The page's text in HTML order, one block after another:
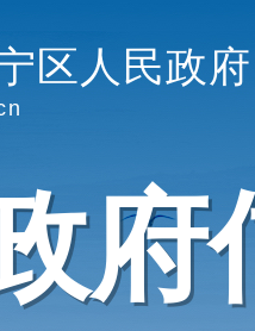
区人民政府
府